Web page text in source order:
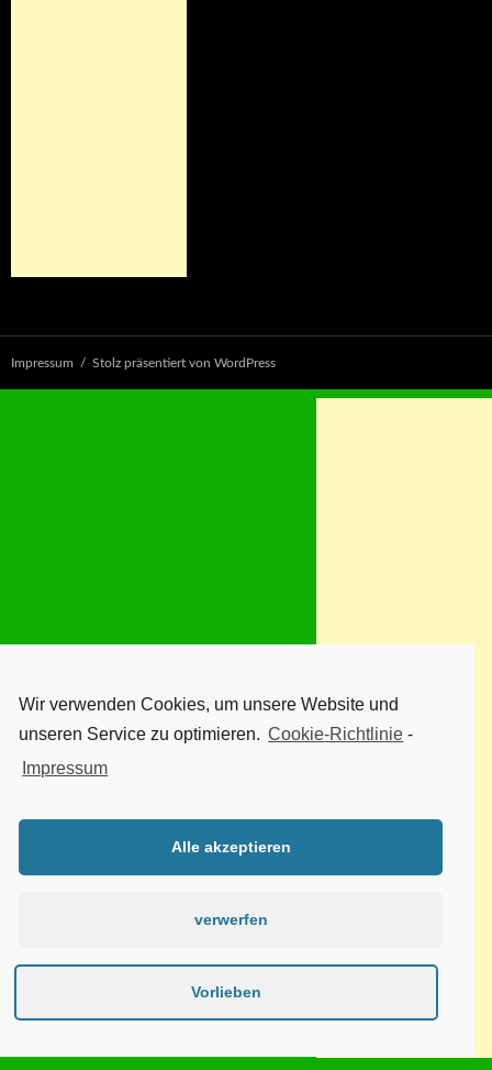
Wir verwenden Cookies, um unsere Website und
unseren Service zu optimieren. Cookie-Richtlinie -
Impressum
Alle akzeptieren
verwerfen
Vorlieben
Impressum Stolz präsentiert von WordPress